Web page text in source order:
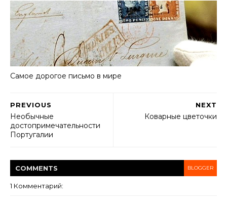
Самое дорогое письмо в мире
NEXT
Коварные цветочки
PREVIOUS
Необычные
достопримечательности
Португалии
COMMENTS BLOGGER
1 Комментарий: